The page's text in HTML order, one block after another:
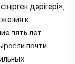
дәрігері»,
к
пять лет
почти